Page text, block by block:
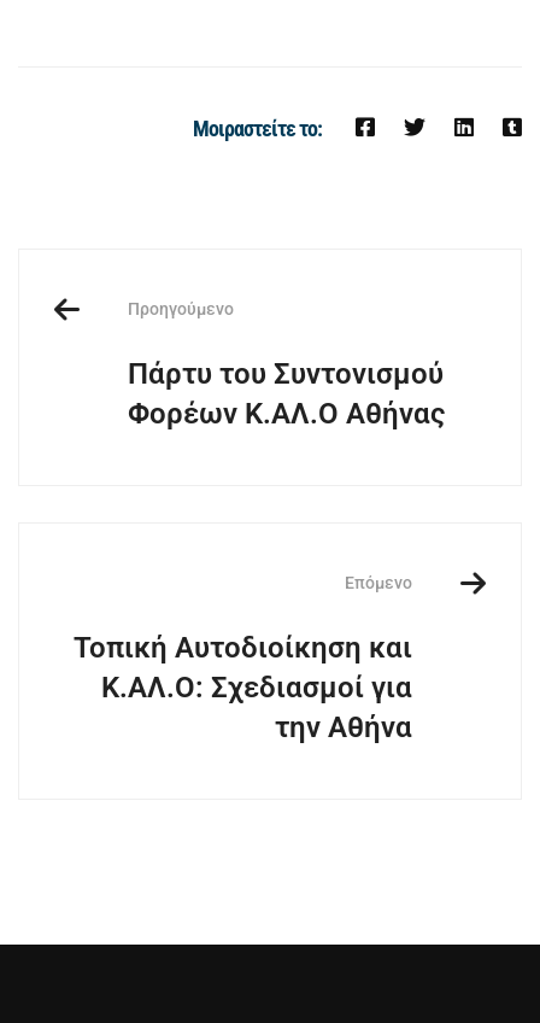
Μοιραστείτε το:
Προηγούμενο
Πάρτυ του Συντονισμού
Φορέων Κ.ΑΛ.Ο Αθήνας
Επόμενο
Τοπική Αυτοδιοίκηση και
Κ.ΑΛ.Ο: Σχεδιασμοί για
την Αθήνα